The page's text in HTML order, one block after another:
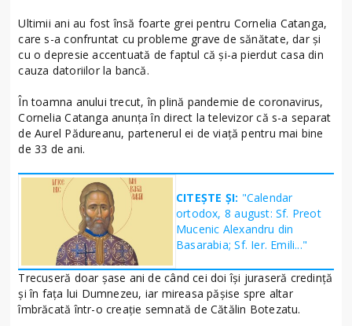
Ultimii ani au fost însă foarte grei pentru Cornelia Catanga,
care s-a confruntat cu probleme grave de sănătate, dar și
cu o depresie accentuată de faptul că și-a pierdut casa din
cauza datoriilor la bancă.
În toamna anului trecut, în plină pandemie de coronavirus,
Cornelia Catanga anunța în direct la televizor că s-a separat
de Aurel Pădureanu, partenerul ei de viață pentru mai bine
de 33 de ani.
CITEȘTE ȘI: "Calendar
ortodox, 8 august: Sf. Preot
Mucenic Alexandru din
Basarabia; Sf. Ier. Emili..."
Trecuseră doar șase ani de când cei doi își juraseră credință
și în fața lui Dumnezeu, iar mireasa pășise spre altar
îmbrăcată într-o creație semnată de Cătălin Botezatu.